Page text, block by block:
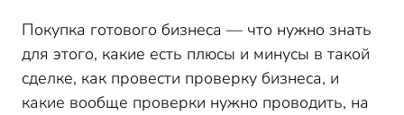
Покупка готового бизнеса — что нужно знать
для этого, какие есть плюсы и минусы в такой
сделке, как провести проверку бизнеса, и
какие вообще проверки нужно проводить, на